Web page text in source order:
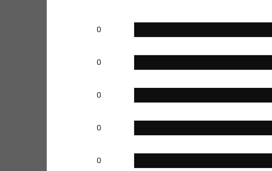
0
0
0
0
0